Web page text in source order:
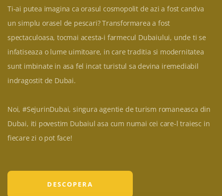
Ti-ai putea imagina ca orasul cosmopolit de azi a fost candva
un simplu orasel de pescari? Transformarea a fost
spectaculoasa, tocmai acesta-i farmecul Dubaiului, unde ti se
infatiseaza o lume uimitoare, in care traditia si modernitatea
sunt imbinate in asa fel incat turistul sa devina iremediabil
indragostit de Dubai.
Noi, #SejurinDubai, singura agentie de turism romaneasca din
Dubai, iti povestim Dubaiul asa cum numai cei care-l traiesc in
fiecare zi o pot face!
DESCOPERA